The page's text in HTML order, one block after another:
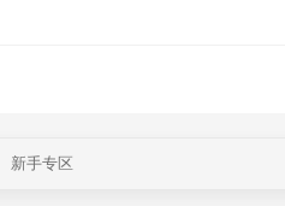
新手专区